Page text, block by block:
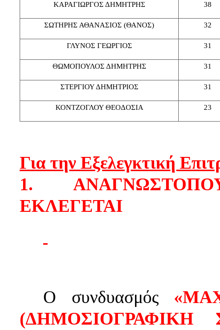
ΚΑΡΑΓΙΩΡΓΟΣ ΔΗΜΗΤΡΗΣ 38
ΣΩΤΗΡΗΣ ΑΘΑΝΑΣΙΟΣ (ΘΑΝΟΣ) 32
ΓΛΥΝΟΣ ΓΕΩΡΓΙΟΣ 31
ΘΩΜΟΠΟΥΛΟΣ ΔΗΜΗΤΡΗΣ 31
ΣΤΕΡΓΙΟΥ ΔΗΜΗΤΡΙΟΣ 31
ΚΟΝΤΖΟΓΛΟΥ ΘΕΟΔΟΣΙΑ 23
Για την Εξελεγκτική
1.
ΕΚΛΕΓΕΤΑΙ
Ο συνδυασμός
(ΔΗΜΟΣΙΟΓΡΑΦΙΚΗ